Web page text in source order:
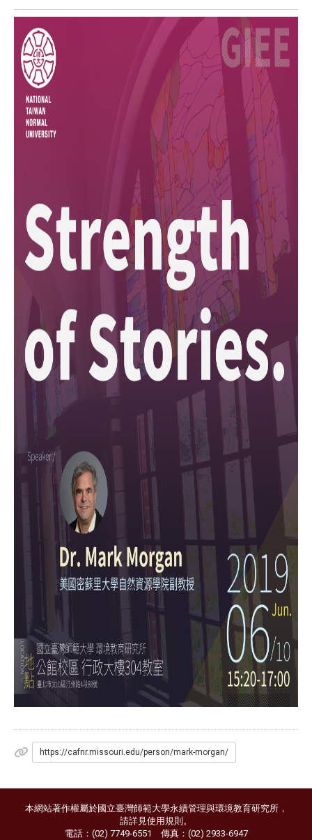
https://cafnr.missouri.edu/person/mark-morgan/
本網站著作權屬於國立臺灣師範大學永續管理與環境教育研究所，
請詳見 使用規則 。
電話：(02) 7749-6551 傳真：(02) 2933-6947